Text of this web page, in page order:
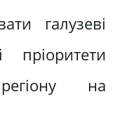
галузеві
пріоритети
на